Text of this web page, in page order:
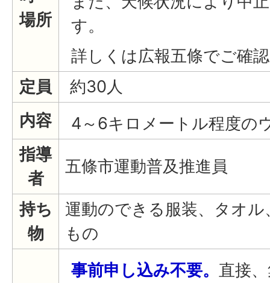
場所
す。
詳しくは広報五條でご確
定員
約30人
内容
4～6キロメートル程度の
指導
者
五條市運動普及推進員
持ち
物
運動のできる服装、タオ
もの
事前申し込み不要。 直接